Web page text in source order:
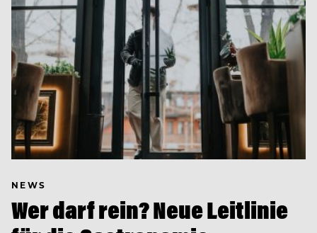
NEWS
Wer darf rein? Neue Leitlinie